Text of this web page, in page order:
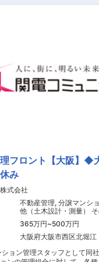
交渉業務 ■関係部署との折
新たな価値を創造することで、
安全・快適にするため社会的
りたいと考えています。喫緊の
に推進していきます。そんな
る方を歓迎いたします。
フロント【大阪】◆
み
式会社
不動産管理, 分譲マンシ
他（土木設計・測量）
計・積算）
365万円~500万円
大阪府大阪市西区北堀江
ション管理スタッフとして同社